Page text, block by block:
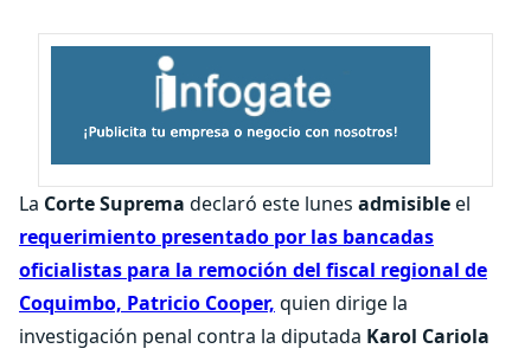
La Corte Suprema declaró este lunes admisibleel
requerimiento presentado por las bancadas
oficialistas para la remoción del fiscal regional de
Coquimbo, Patricio Cooper, quien dirige la
investigación penal contra la diputada Karol Cariola